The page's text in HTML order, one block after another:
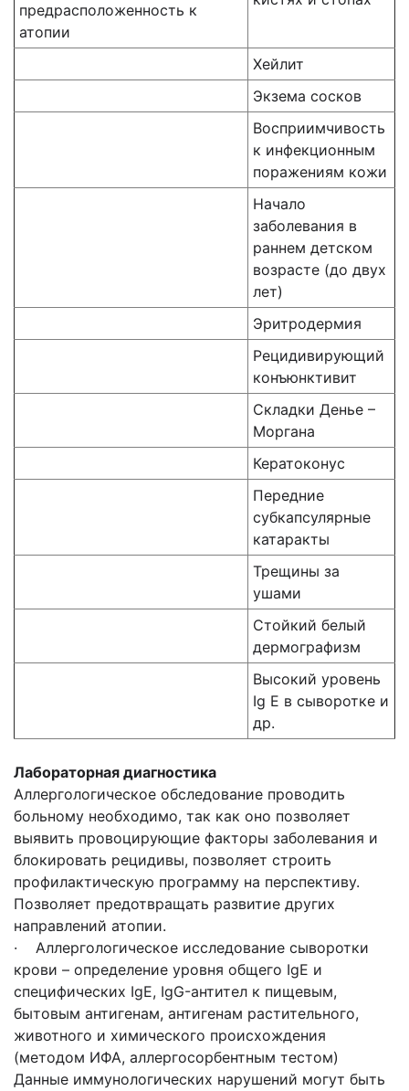
предрасположенность к
атопии
Хейлит
Экзема сосков
Восприимчивость
к инфекционным
поражениям кожи
Начало
заболевания в
раннем детском
возрасте (до двух
лет)
Эритродермия
Рецидивирующий
конъюнктивит
Складки Денье –
Моргана
Кератоконус
Передние
субкапсулярные
катаракты
Трещины за
ушами
Стойкий белый
дермографизм
Высокий уровень
Ig E в сыворотке и
др.
Лабораторная диагностика
Аллергологическое обследование проводить
больному необходимо, так как оно позволяет
выявить провоцирующие факторы заболевания и
блокировать рецидивы, позволяет строить
профилактическую программу на перспективу.
Позволяет предотвращать развитие других
направлений атопии.
· Аллергологическое исследование сыворотки
крови – определение уровня общего IgЕ и
специфических IgЕ, IgG-антител к пищевым,
бытовым антигенам, антигенам растительного,
животного и химического происхождения
(методом ИФА, аллергосорбентным тестом)
Данные иммунологических нарушений могут быть